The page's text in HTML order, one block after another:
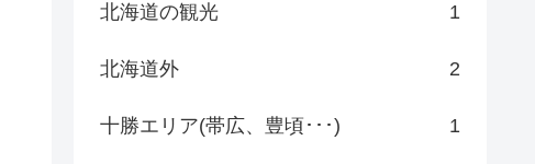
北海道の観光 1
北海道外 2
十勝エリア(帯広、豊頃･･･) 1